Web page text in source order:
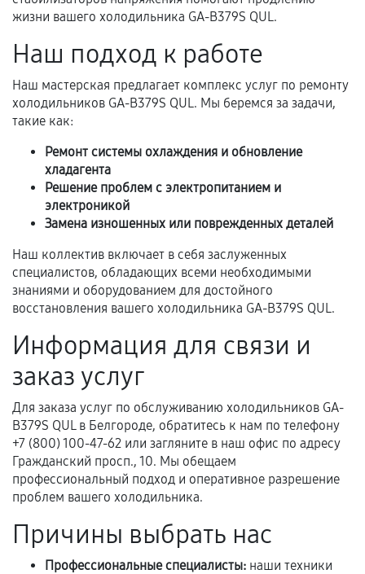
перегрев, коррозия.
Самостоятельный ремонт или вмешательство
третьих лиц.
Естественный износ деталей, если иное не
предусмотрено отдельно.
срока.
Программные сбои, если это не указано в
отдельных условиях.
Если комплектующие куплены
самостоятельно
сохраняться полностью или частично, если
соблюдены следующие условия:
Предоставленные детали подходят по
техническим параметрам и не имеют внешних
дефектов.
Установка была выполнена нашим сервисным
центром.
При этом гарантия на сами комплектующие
продавца. За качество сторонних деталей
сервисный центр ответственности не несет.
жизни вашего холодильника GA-B379S QUL.
Наш подход к работе
Наш мастерская предлагает комплекс услуг по ремонту
холодильников GA-B379S QUL. Мы беремся за задачи,
такие как:
Ремонт системы охлаждения и обновление
хладагента
Решение проблем с электропитанием и
электроникой
Замена изношенных или поврежденных деталей
Наш коллектив включает в себя заслуженных
специалистов, обладающих всеми необходимыми
знаниями и оборудованием для достойного
восстановления вашего холодильника GA-B379S QUL.
Информация для связи и
заказ услуг
Для заказа услуг по обслуживанию холодильников GA-
B379S QUL в Белгороде, обратитесь к нам по телефону
+7 (800) 100-47-62 или загляните в наш офис по адресу
Гражданский просп., 10. Мы обещаем
профессиональный подход и оперативное разрешение
проблем вашего холодильника.
Причины выбрать нас
Профессиональные специалисты: наши техники